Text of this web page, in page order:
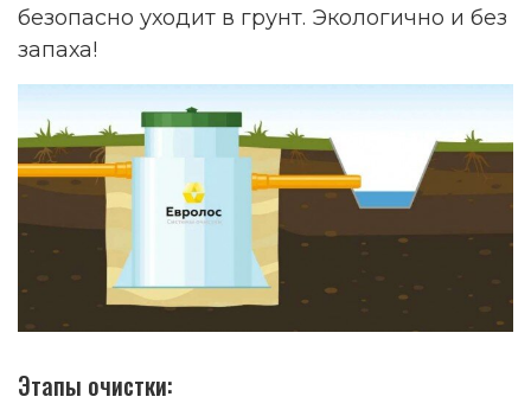
безопасно уходит в грунт. Экологично и без
запаха!
Этапы очистки: